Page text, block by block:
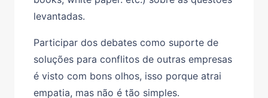
levantadas.
Participar dos debates como suporte de
soluções para conflitos de outras empresas
é visto com bons olhos, isso porque atrai
empatia, mas não é tão simples.